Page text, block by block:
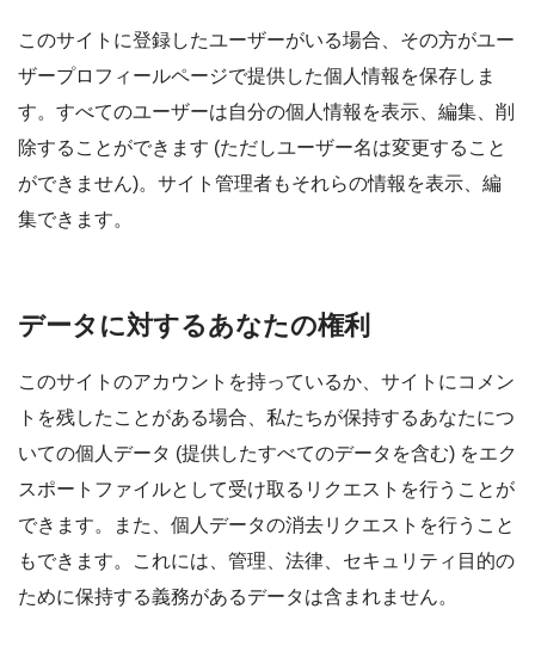
このサイトに登録したユーザーがいる場合、その方がユー
ザープロフィールページで提供した個人情報を保存しま
す。すべてのユーザーは自分の個人情報を表示、編集、削
除することができます (ただしユーザー名は変更すること
ができません)。サイト管理者もそれらの情報を表示、編
集できます。
データに対するあなたの権利
このサイトのアカウントを持っているか、サイトにコメン
トを残したことがある場合、私たちが保持するあなたにつ
いての個人データ (提供したすべてのデータを含む) をエク
スポートファイルとして受け取るリクエストを行うことが
できます。また、個人データの消去リクエストを行うこと
もできます。これには、管理、法律、セキュリティ目的の
ために保持する義務があるデータは含まれません。